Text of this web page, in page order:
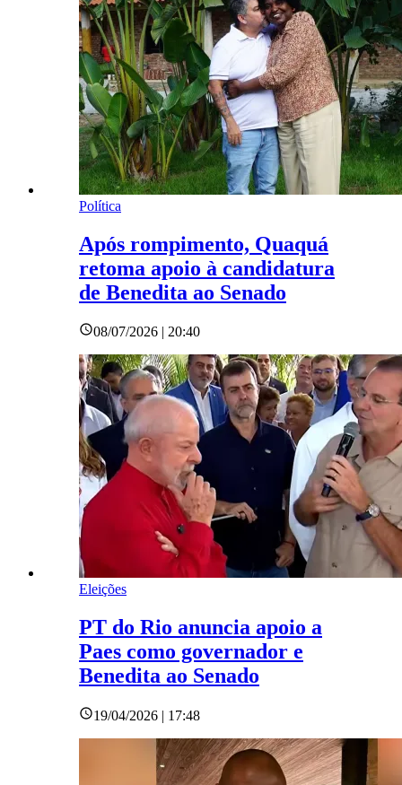
Política
Após rompimento, Quaquá
retoma apoio à candidatura
de Benedita ao Senado
08/07/2026 | 20:40
Eleições
PT do Rio anuncia apoio a
Paes como governador e
Benedita ao Senado
19/04/2026 | 17:48